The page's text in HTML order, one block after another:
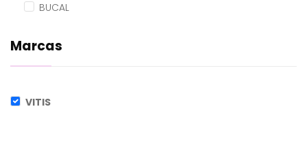
BUCAL
Marcas
VITIS